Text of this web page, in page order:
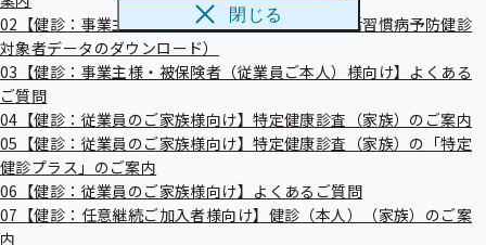
い
せ
・
出
先
の
サ
閉じる
健
・
指
導
内
02【健診：事業主様向け】情報提供サービス（生活習慣病予防健診
対象者データのダウンロード）
03【健診：事業主様・被保険者（従業員ご本人）様向け】よくある
ご質問
04【健診：従業員のご家族様向け】特定健康診査（家族）のご案内
05【健診：従業員のご家族様向け】特定健康診査（家族）の「特定
健診プラス」のご案内
06【健診：従業員のご家族様向け】よくあるご質問
07【健診：任意継続ご加入者様向け】健診（本人）（家族）のご案
内
01【健診：従業員ご本人様向け】生活
習慣病予防健診（本人）のご案内
02【健診：事業主様向け】情報提供